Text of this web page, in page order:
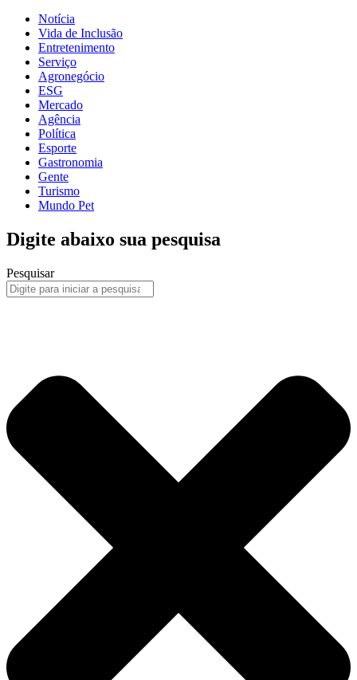
Notícia
Vida de Inclusão
Entretenimento
Serviço
Agronegócio
ESG
Mercado
Agência
Política
Esporte
Gastronomia
Gente
Turismo
Mundo Pet
Digite abaixo sua pesquisa
Pesquisar